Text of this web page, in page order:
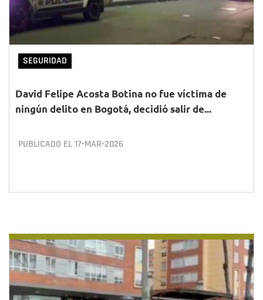
SEGURIDAD
David Felipe Acosta Botina no fue víctima de
ningún delito en Bogotá, decidió salir de...
PUBLICADO EL17•MAR•2026